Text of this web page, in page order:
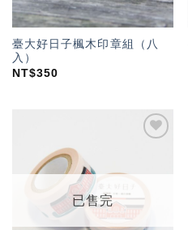
臺大好日子楓木印章組（八
入）
NT$350
已售完